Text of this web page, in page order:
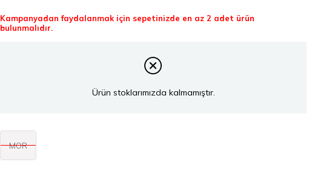
Kampanyadan faydalanmak için sepetinizde en az 2 adet ürün
bulunmalıdır.
Ürün stoklarımızda kalmamıştır.
MOR